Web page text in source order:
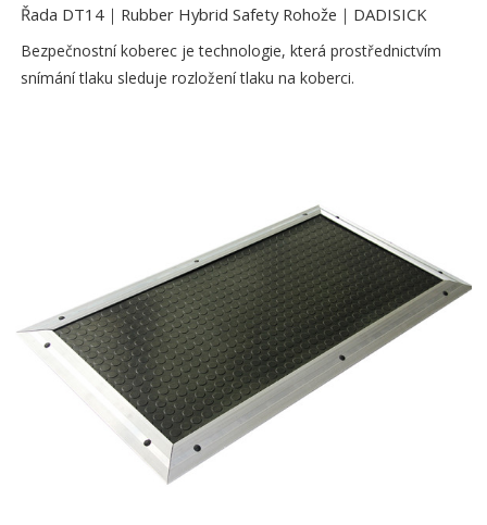
Řada DT14｜Rubber Hybrid Safety Rohože｜DADISICK
Bezpečnostní koberec je technologie, která prostřednictvím
snímání tlaku sleduje rozložení tlaku na koberci.